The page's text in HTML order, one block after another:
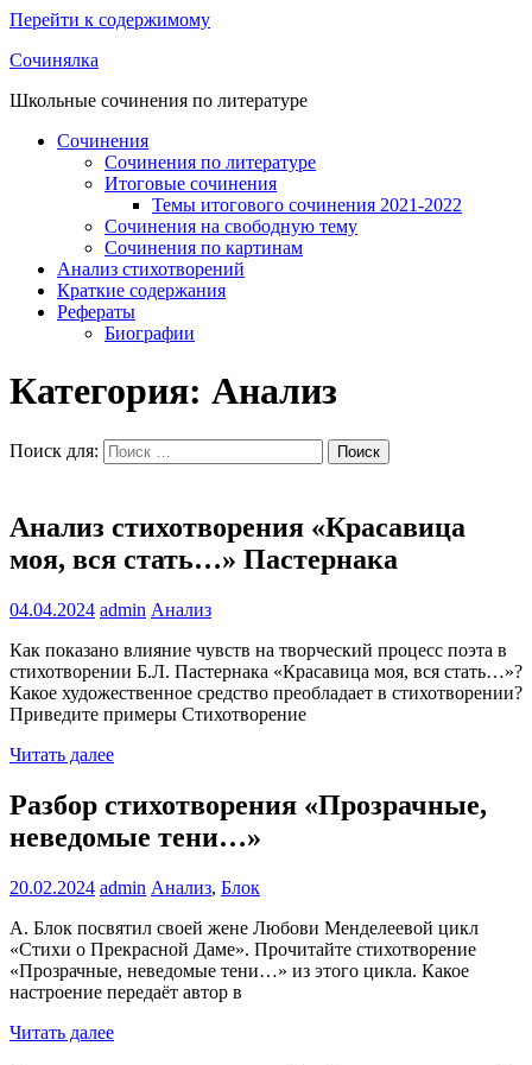
Перейти к содержимому
Сочинялка
Школьные сочинения по литературе
Сочинения
Сочинения по литературе
Итоговые сочинения
Темы итогового сочинения 2021-2022
Сочинения на свободную тему
Сочинения по картинам
Анализ стихотворений
Краткие содержания
Рефераты
Биографии
Категория: Анализ
Поиск для: Поиск
Анализ стихотворения «Красавица
моя, вся стать…» Пастернака
04.04.2024 admin Анализ
Как показано влияние чувств на творческий процесс поэта в
стихотворении Б.Л. Пастернака «Красавица моя, вся стать…»?
Какое художественное средство преобладает в стихотворении?
Приведите примеры Стихотворение
Читать далее
Разбор стихотворения «Прозрачные,
неведомые тени…»
20.02.2024 admin Анализ, Блок
А. Блок посвятил своей жене Любови Менделеевой цикл
«Стихи о Прекрасной Даме». Прочитайте стихотворение
«Прозрачные, неведомые тени…» из этого цикла. Какое
настроение передаёт автор в
Читать далее